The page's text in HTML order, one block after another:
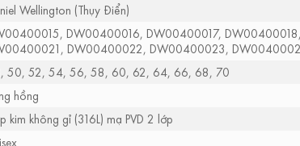
Wellington (Thụy Điển)
DW00400016, DW00400017,
DW00400022, DW00400023,
50, 52, 54, 56, 58, 60, 62, 64, 66, 68, 70
hồng
kim không gỉ (316L) mạ PVD 2 lớp